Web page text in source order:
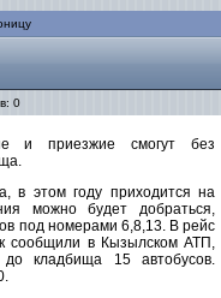
0
и приезжие смогут без
в этом году приходится на
можно будет добраться,
под номерами 6,8,13. В рейс
сообщили в Кызылском АТП,
до кладбища 15 автобусов.